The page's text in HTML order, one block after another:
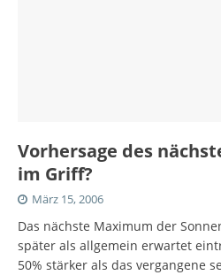
Vorhersage des
im Griff?
März 15, 2006
Das nächste Maximum der
später als allgemein erwartet
50% stärker als das vergangene